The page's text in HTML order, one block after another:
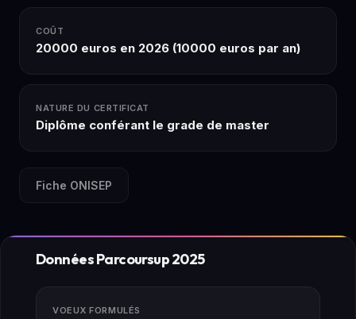
COÛT
20000 euros en 2026 (10000 euros par an)
NATURE DU CERTIFICAT
Diplôme conférant le grade de master
Fiche ONISEP
Données Parcoursup 2025
VOEUX FORMULÉS